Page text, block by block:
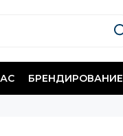
БРЕНДИРОВАНИЕ